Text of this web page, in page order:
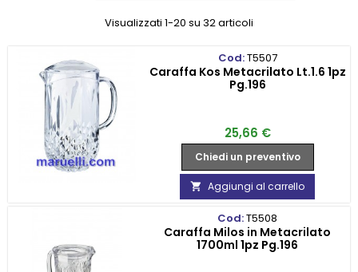
Visualizzati 1-20 su 32 articoli
Cod:T5507
Caraffa Kos Metacrilato Lt.1.6 1pz
Pg.196
Prezzo
25,66 €
Chiedi un preventivo
 Aggiungi al carrello
Cod:T5508
Caraffa Milos in Metacrilato
1700ml 1pz Pg.196